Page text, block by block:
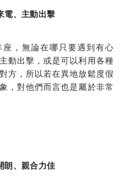
電、主動出擊
，無論在哪只要遇到有心
動出擊，或是可以利用各種
方，所以若在異地放鬆度假
，對他們而言也是屬於非常
朗、親合力佳